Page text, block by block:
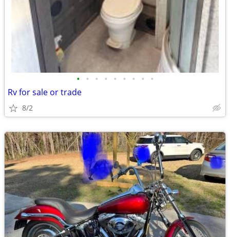
• • • • • • • • •
Rv for sale or trade
8/2